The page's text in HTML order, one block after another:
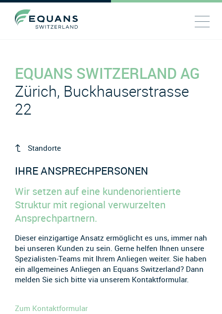
EQUANS SWITZERLAND AG
Zürich, Buckhauserstrasse
22
Standorte
IHRE ANSPRECHPERSONEN
Wir setzen auf eine kundenorientierte
Struktur mit regional verwurzelten
Ansprechpartnern.
Dieser einzigartige Ansatz ermöglicht es uns, immer nah
bei unseren Kunden zu sein. Gerne helfen Ihnen unsere
Spezialisten-Teams mit Ihrem Anliegen weiter. Sie haben
ein allgemeines Anliegen an Equans Switzerland? Dann
melden Sie sich bitte via unserem Kontaktformular.
Zum Kontaktformular